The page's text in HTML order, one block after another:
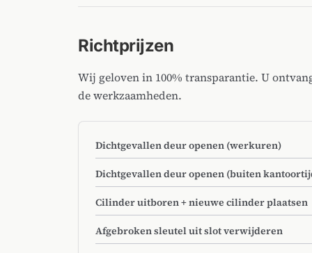
Richtprijzen
Wij geloven in 100% transparantie. U
de werkzaamheden.
Dichtgevallen deur openen (werkuren)
Dichtgevallen deur openen (buiten
Cilinder uitboren + nieuwe cilinder plaatsen
Afgebroken sleutel uit slot verwijderen